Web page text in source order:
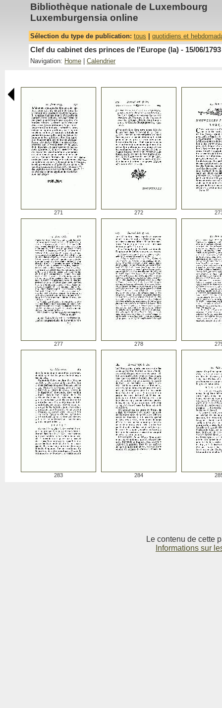
Bibliothèque nationale de Luxembourg
Luxemburgensia online
Sélection du type de publication: tous quotidiens et
Clef du cabinet des princes de l'Europe (la) - 15/06/1793
Navigation: Home Calendrier
271 272
277 278
283 284
Le contenu de cette
Informations sur